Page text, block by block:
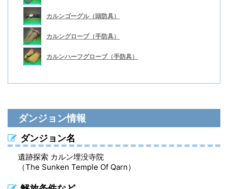
カルンゴーグル（頭防具）
カルングローブ（手防具）
カルンハーフグローブ（手防具）
カルンチェーンメイル（胴防具）
カルンフロントライナーブリーチ（脚防具）
カルンジャックコート（胴防具）
カルンファイターブリーチ（脚防具）
カルンブーツ（足防具）
カルンジャックブーツ（足防具）
カルンダックビル（足防具）
カルンサークレット（頭防具）
カルンヴァンブレイス（手防具）
カルンゴーグル（頭防具）
カルングローブ（手防具）
カルンチェーンメイル（胴防具）
カルンフロントライナーブリーチ（脚防具）
カルンジャックコート（胴防具）
カルンファイターブリーチ（脚防具）
ダンジョン情報
ダンジョン名
遺跡探索 カルン埋没寺院
（The Sunken Temple Of Qarn）